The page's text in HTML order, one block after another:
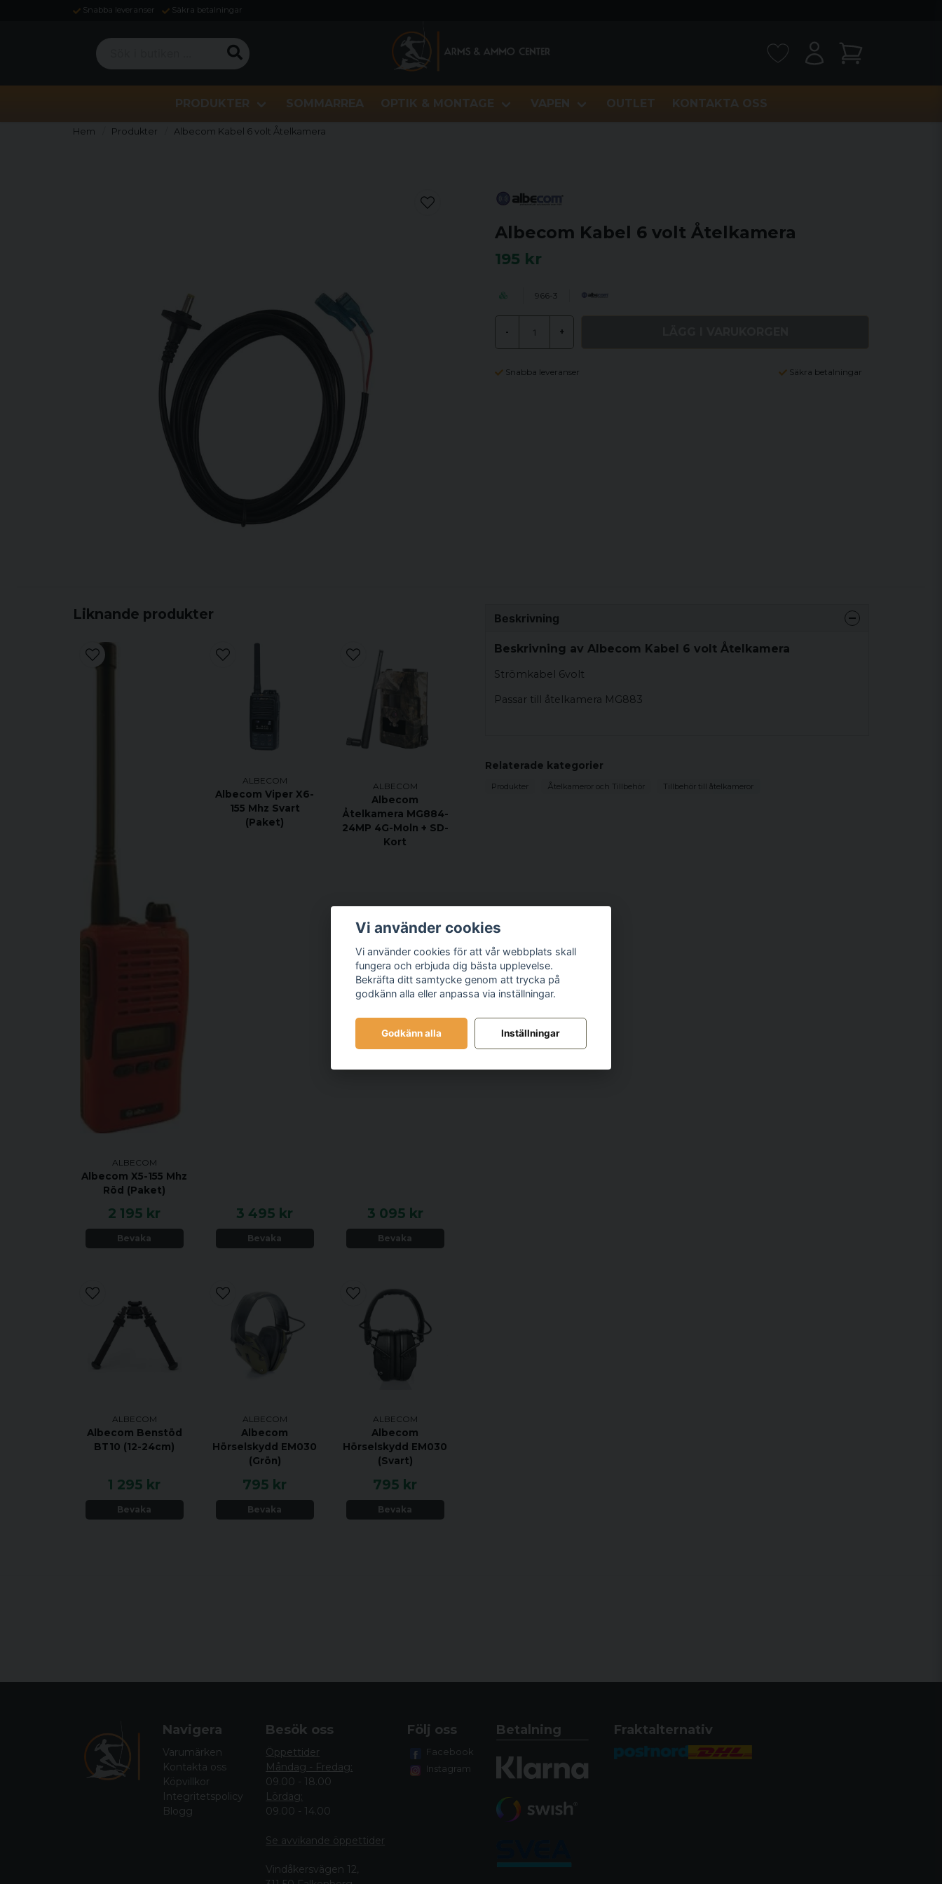
Snabba leveranser Säkra betalningar
Sök i butiken ...
PRODUKTER SOMMARREA OPTIK & MONTAGE VAPEN OUTLET KONTAKTA OSS
Hem Produkter Albecom Kabel 6 volt Åtelkamera
Albecom Kabel 6 volt Åtelkamera
195 kr
966-3
- +
Snabba leveranser Säkra betalningar
Liknande produkter
ALBECOM
Albecom X5-155 Mhz
Röd (Paket)
2 195 kr
Bevaka
ALBECOM
Albecom Viper X6-
155 Mhz Svart
(Paket)
3 495 kr
Bevaka
ALBECOM
Albecom
Åtelkamera MG884-
24MP 4G-Moln + SD-
Kort
3 095 kr
Bevaka
ALBECOM
Albecom Benstöd
BT10 (12-24cm)
1 295 kr
Bevaka
ALBECOM
Albecom
Hörselskydd EM030
(Grön)
795 kr
Bevaka
ALBECOM
Albecom
Hörselskydd EM030
(Svart)
795 kr
Bevaka
Beskrivning
Beskrivning av Albecom Kabel 6 volt Åtelkamera
Strömkabel 6volt
Passar till åtelkamera MG883
Relaterade kategorier
Produkter Åtelkameror och Tillbehör Tillbehör till åtelkameror
Navigera
Varumärken
Kontakta oss
Köpvillkor
Integritetspolicy
Blogg
Besök oss
Öppettider
Måndag - Fredag:
09.00 - 18.00
Lördag:
09.00 - 14.00
Se avvikande öppettider
Vindåkersvägen 12,
Följ oss
Facebook
Instagram
Betalning Fraktalternativ
Vi använder cookies
Vi använder cookies för att vår webbplats skall
fungera och erbjuda dig bästa upplevelse.
Bekräfta ditt samtycke genom att trycka på
godkänn alla eller anpassa via inställningar.
Godkänn alla Inställningar